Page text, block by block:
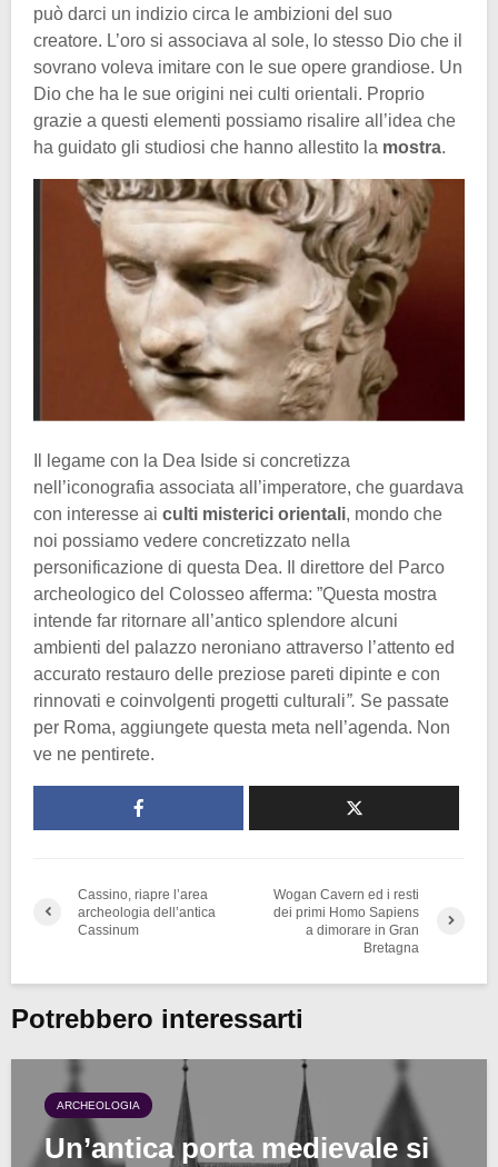
può darci un indizio circa le ambizioni del suo
creatore. L’oro si associava al sole, lo stesso Dio che il
sovrano voleva imitare con le sue opere grandiose. Un
Dio che ha le sue origini nei culti orientali. Proprio
grazie a questi elementi possiamo risalire all’idea che
ha guidato gli studiosi che hanno allestito la mostra.
Il legame con la Dea Iside si concretizza
nell’iconografia associata all’imperatore, che guardava
con interesse ai culti misterici orientali, mondo che
noi possiamo vedere concretizzato nella
personificazione di questa Dea. Il direttore del Parco
archeologico del Colosseo afferma: ”Questa mostra
intende far ritornare all’antico splendore alcuni
ambienti del palazzo neroniano attraverso l’attento ed
accurato restauro delle preziose pareti dipinte e con
rinnovati e coinvolgenti progetti culturali”. Se passate
per Roma, aggiungete questa meta nell’agenda. Non
ve ne pentirete.
Cassino, riapre l’area
archeologia dell’antica
Cassinum
Wogan Cavern ed i resti
dei primi Homo Sapiens
a dimorare in Gran
Bretagna
Potrebbero interessarti
ARCHEOLOGIA
Un’antica porta medievale si